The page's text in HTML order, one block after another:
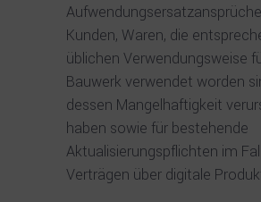
Kunden, Waren, die
üblichen Verwendungsweise
Bauwerk verwendet worden
dessen Mangelhaftigkeit
haben sowie für bestehende
Aktualisierungspflichten im
Verträgen über digitale